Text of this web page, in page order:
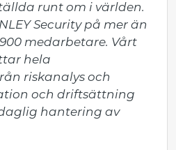
runt om i världen.
Security på mer än
medarbetare. Vårt
hela
riskanalys och
och driftsättning
hantering av